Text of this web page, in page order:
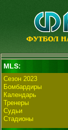
MLS:
Сезон 2023
Бомбардиры
Календарь
Тренеры
Судьи
Стадионы